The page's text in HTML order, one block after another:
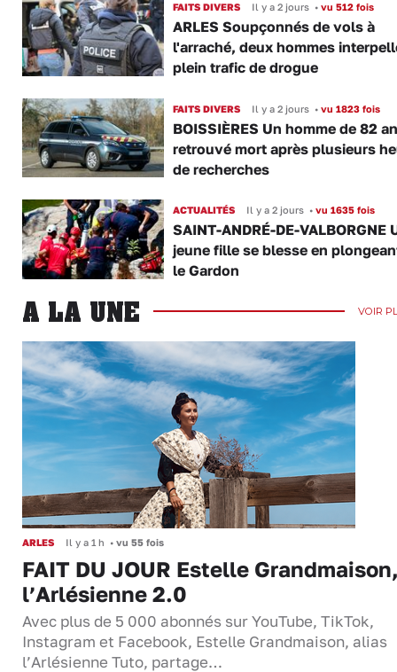
FAITS DIVERS Il y a 2 jours •vu 512 fois
ARLES Soupçonnés de vols à
l'arraché, deux hommes
plein trafic de drogue
FAITS DIVERS Il y a 2 jours •vu 1823 fois
BOISSIÈRES Un homme de 82
retrouvé mort après plusieurs
de recherches
ACTUALITÉS Il y a 2 jours •vu 1635 fois
SAINT-ANDRÉ-DE-VALBORGNE
jeune fille se blesse en
le Gardon
A LA UNE VOIR
ARLES Il y a 1 h • vu 55 fois
FAIT DU JOUR Estelle
l’Arlésienne 2.0
Avec plus de 5 000 abonnés sur YouTube, TikTok,
Instagram et Facebook, Estelle Grandmaison, alias
l’Arlésienne Tuto, partage…